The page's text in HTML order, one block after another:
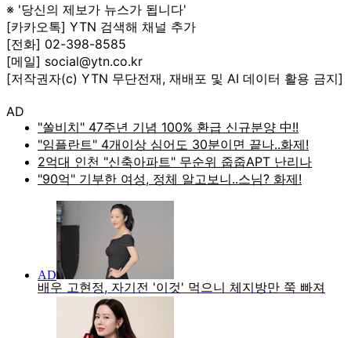
※ '당신의 제보가 뉴스가 됩니다'
[카카오톡] YTN 검색해 채널 추가
[전화] 02-398-8585
[메일] social@ytn.co.kr
[저작권자(c) YTN 무단전재, 재배포 및 AI 데이터 활용 금지]
AD